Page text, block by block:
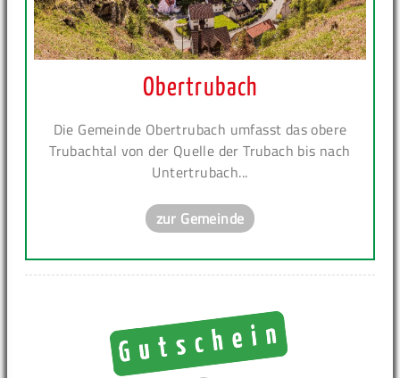
Obertrubach
Die Gemeinde Obertrubach umfasst das obere
Trubachtal von der Quelle der Trubach bis nach
Untertrubach...
zur Gemeinde